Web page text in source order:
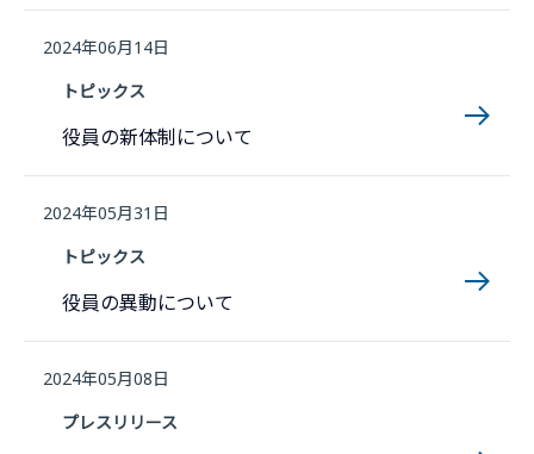
2024年06月14日
トピックス
役員の新体制について
2024年05月31日
トピックス
役員の異動について
2024年05月08日
プレスリリース